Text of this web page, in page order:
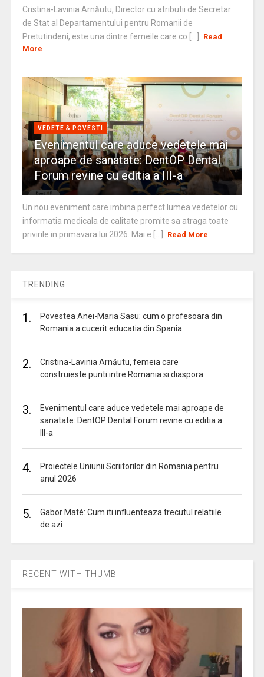
Cristina-Lavinia Arnăutu, Director cu atributii de Secretar
de Stat al Departamentului pentru Romanii de
Pretutindeni, este una dintre femeile care co [...]
Read
More
VEDETE & POVESTI
Evenimentul care aduce vedetele mai
aproape de sanatate: DentOP Dental
Forum revine cu editia a III-a
Un nou eveniment care imbina perfect lumea vedetelor cu
informatia medicala de calitate promite sa atraga toate
privirile in primavara lui 2026. Mai e [...]
Read More
TRENDING
1.
Povestea Anei-Maria Sasu: cum o profesoara din
Romania a cucerit educatia din Spania
2.
Cristina-Lavinia Arnăutu, femeia care
construieste punti intre Romania si diaspora
3.
Evenimentul care aduce vedetele mai aproape de
sanatate: DentOP Dental Forum revine cu editia a
III-a
4.
Proiectele Uniunii Scriitorilor din Romania pentru
anul 2026
5.
Gabor Maté: Cum iti influenteaza trecutul relatiile
de azi
RECENT WITH THUMB